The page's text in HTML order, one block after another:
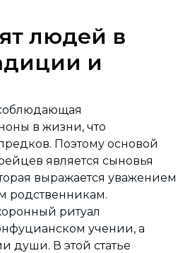
людей в
и
в жизни, что
Поэтому основой
является сыновья
выражается уважением
родственникам.
ритуал
учении, а
души. В этой статье